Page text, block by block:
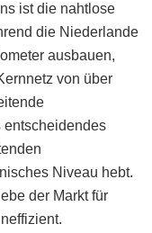
ist die nahtlose
die Niederlande
ausbauen,
von über
entscheidendes
Niveau hebt.
der Markt für